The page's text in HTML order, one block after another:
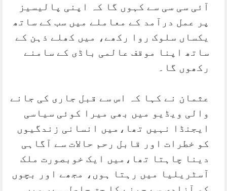
آئی سی سی سے کہوں گا کہ اپنی پالیسیز
پر عمل درآمد کے معاملے میں سب کے ساتھ
یکساں سلوک روا رکھے، میں کھلے ذہن کے
ساتھ اپنا موقف عالمی باڈی کے سامنے
رکھوں گا۔
عثمان نے کہا کہ اس سے قبل جاری کی جانے
والی ویڈیو میں بھی میرا کوئی سیاسی
ایجنڈا نہیں تھا،میں انسانی زندگیوں
کو خطرات اور قابل رحم حالات سے آگاہی
دینا چاہتا تھا،میں ایک خوبصورت ملک
آسٹریلیا میں رہتا ہوں، مجھے اور بچوں